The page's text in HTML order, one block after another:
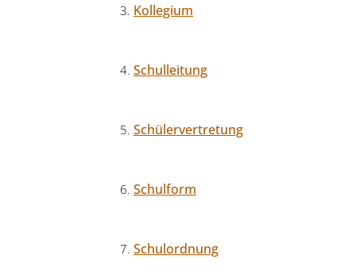
Kollegium
Schulleitung
Schülervertretung
Schulform
Schulordnung